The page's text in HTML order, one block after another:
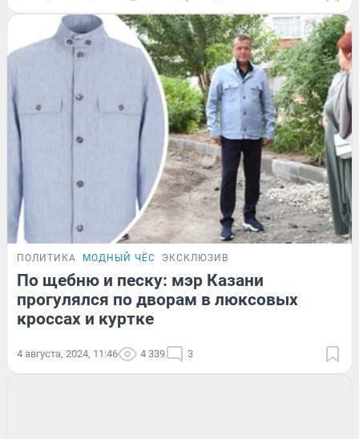
ПОЛИТИКА МОДНЫЙ ЧЁС ЭКСКЛЮЗИВ
По щебню и песку: мэр Казани
прогулялся по дворам в люксовых
кроссах и куртке
4 августа, 2024, 11:46 4 339 3